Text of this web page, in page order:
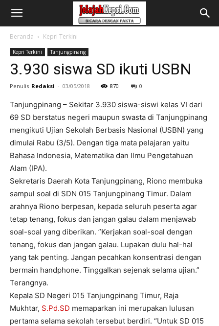
Beranda Kepri Terkini
Kepri Terkini Tanjungpinang
3.930 siswa SD ikuti USBN
Penulis Redaksi - 03/05/2018 870 0
Tanjungpinang – Sekitar 3.930 siswa-siswi kelas VI dari
69 SD berstatus negeri maupun swasta di Tanjungpinang
mengikuti Ujian Sekolah Berbasis Nasional (USBN) yang
dimulai Rabu (3/5). Dengan tiga mata pelajaran yaitu
Bahasa Indonesia, Matematika dan Ilmu Pengetahuan
Alam (IPA).
Sekretaris Daerah Kota Tanjungpinang, Riono membuka
sampul soal di SDN 015 Tanjungpinang Timur. Dalam
arahnya Riono berpesan, kepada seluruh peserta agar
tetap tenang, fokus dan jangan galau dalam menjawab
soal-soal yang diberikan. ”Kerjakan soal-soal dengan
tenang, fokus dan jangan galau. Lupakan dulu hal-hal
yang tak penting. Jangan pecahkan konsentrasi dengan
bermain handphone. Tinggalkan sejenak selama ujian.”
Terangnya.
Kepala SD Negeri 015 Tanjungpinang Timur, Raja
Mukhtar, S.Pd.SD memaparkan ini merupakan lulusan
pertama selama sekolah tersebut berdiri. “Untuk SD 015